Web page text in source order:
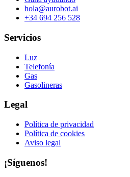
hola@aurobot.ai
+34 694 256 528
Servicios
Luz
Telefonía
Gas
Gasolineras
Legal
Política de privacidad
Política de cookies
Aviso legal
¡Síguenos!